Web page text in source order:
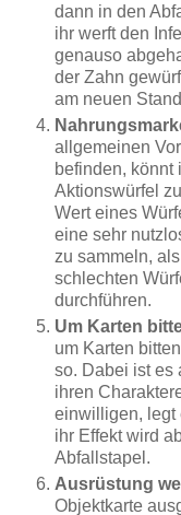
dann in den
ihr werft den
genauso
der Zahn
am neuen
allgemeinen
befinden, könnt
Aktionswürfel
Wert eines
eine sehr
zu sammeln,
schlechten
durchführen.
Um Karten
um Karten
so. Dabei ist es
ihren
einwilligen, legt
ihr Effekt wird
Abfallstapel.
Ausrüstung
Objektkarte